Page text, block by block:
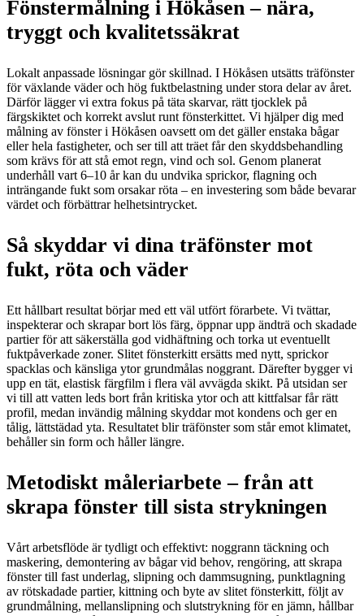
Fönstermålning i Hökåsen – nära,
tryggt och kvalitetssäkrat
Lokalt anpassade lösningar gör skillnad. I Hökåsen utsätts träfönster
för växlande väder och hög fuktbelastning under stora delar av året.
Därför lägger vi extra fokus på täta skarvar, rätt tjocklek på
färgskiktet och korrekt avslut runt fönsterkittet. Vi hjälper dig med
målning av fönster i Hökåsen oavsett om det gäller enstaka bågar
eller hela fastigheter, och ser till att träet får den skyddsbehandling
som krävs för att stå emot regn, vind och sol. Genom planerat
underhåll vart 6–10 år kan du undvika sprickor, flagning och
inträngande fukt som orsakar röta – en investering som både bevarar
värdet och förbättrar helhetsintrycket.
Så skyddar vi dina träfönster mot
fukt, röta och väder
Ett hållbart resultat börjar med ett väl utfört förarbete. Vi tvättar,
inspekterar och skrapar bort lös färg, öppnar upp ändträ och skadade
partier för att säkerställa god vidhäftning och torka ut eventuellt
fuktpåverkade zoner. Slitet fönsterkitt ersätts med nytt, sprickor
spacklas och känsliga ytor grundmålas noggrant. Därefter bygger vi
upp en tät, elastisk färgfilm i flera väl avvägda skikt. På utsidan ser
vi till att vatten leds bort från kritiska ytor och att kittfalsar får rätt
profil, medan invändig målning skyddar mot kondens och ger en
tålig, lättstädad yta. Resultatet blir träfönster som står emot klimatet,
behåller sin form och håller längre.
Metodiskt måleriarbete – från att
skrapa fönster till sista strykningen
Vårt arbetsflöde är tydligt och effektivt: noggrann täckning och
maskering, demontering av bågar vid behov, rengöring, att skrapa
fönster till fast underlag, slipning och dammsugning, punktlagning
av rötskadade partier, kittning och byte av slitet fönsterkitt, följt av
grundmålning, mellanslipning och slutstrykning för en jämn, hållbar